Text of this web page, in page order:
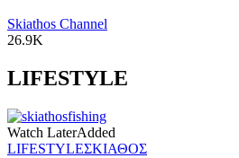
Skiathos Channel
26.9K
LIFESTYLE
Watch LaterAdded
LIFESTYLEΣΚΙΑΘΟΣ